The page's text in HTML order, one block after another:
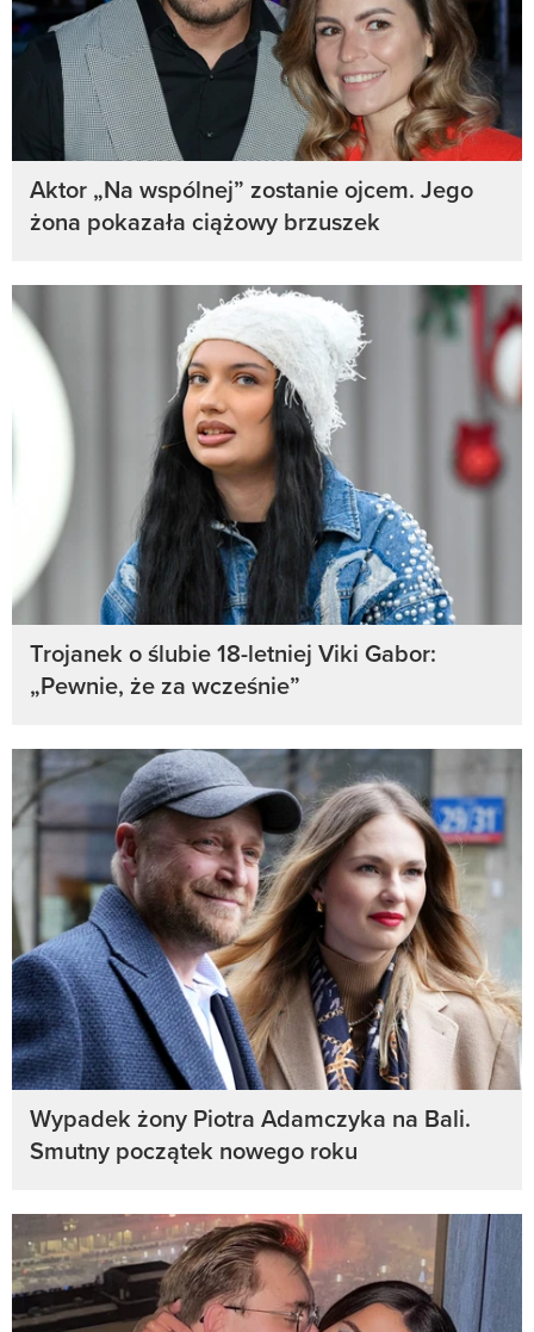
Aktor „Na wspólnej” zostanie ojcem. Jego
żona pokazała ciążowy brzuszek
Trojanek o ślubie 18-letniej Viki Gabor:
„Pewnie, że za wcześnie”
Wypadek żony Piotra Adamczyka na Bali.
Smutny początek nowego roku